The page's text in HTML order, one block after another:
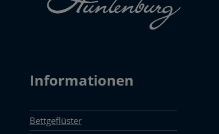
Informationen
Bettgeflüster